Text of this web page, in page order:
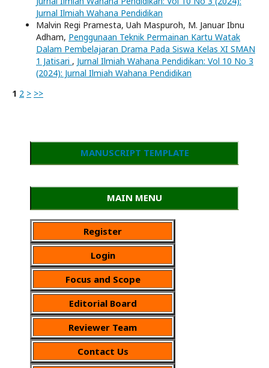
Jurnal Ilmiah Wahana Pendidikan
Malvin Regi Pramesta, Uah Maspuroh, M. Januar Ibnu
Adham, Penggunaan Teknik Permainan Kartu Watak
Dalam Pembelajaran Drama Pada Siswa Kelas XI SMAN
1 Jatisari , Jurnal Ilmiah Wahana Pendidikan: Vol 10 No 3
(2024): Jurnal Ilmiah Wahana Pendidikan
1 2 > >>
MANUSCRIPT TEMPLATE
MAIN MENU
Register
Login
Focus and Scope
Editorial Board
Reviewer Team
Contact Us